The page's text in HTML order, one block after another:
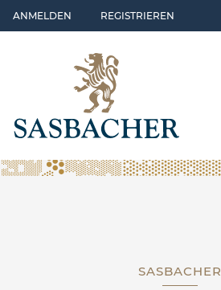
Skip to main content
ANMELDEN REGISTRIEREN
SASBACHER